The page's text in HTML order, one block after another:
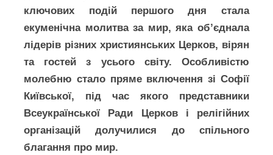
ключових подій першого дня стала
екуменічна молитва за мир, яка об’єднала
лідерів різних християнських Церков, вірян
та гостей з усього світу. Особливістю
молебню стало пряме включення зі Софії
Київської, під час якого представники
Всеукраїнської Ради Церков і релігійних
організацій долучилися до спільного
благання про мир.